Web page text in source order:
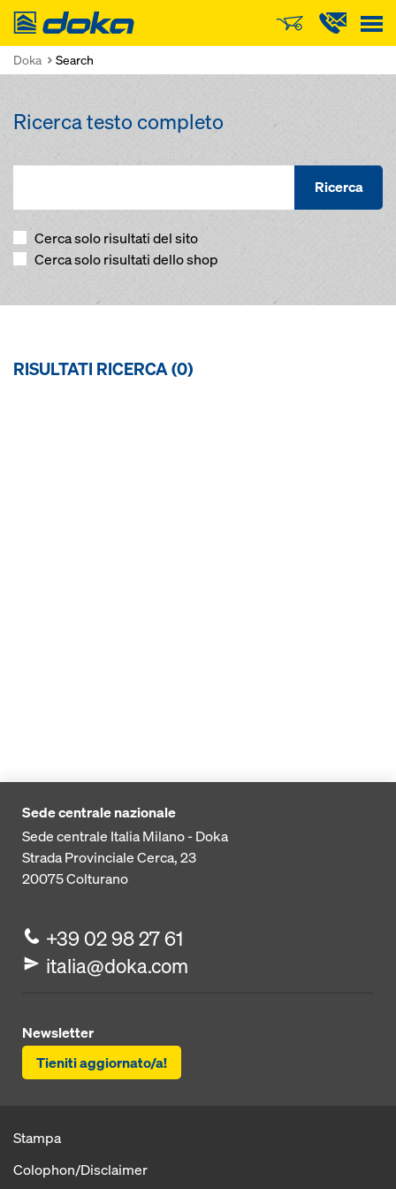
Doka
Doka Search
Ricerca testo completo
Ricerca
Cerca solo risultati del sito
Cerca solo risultati dello shop
RISULTATI RICERCA (0)
Sede centrale nazionale
Sede centrale Italia Milano - Doka
Strada Provinciale Cerca, 23
20075Colturano
+39 02 98 27 61
italia@doka.com
Newsletter
Tieniti aggiornato/a!
Stampa
Colophon/Disclaimer